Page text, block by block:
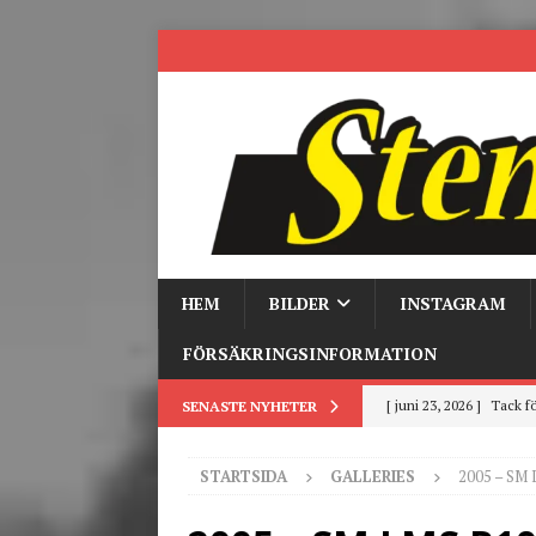
HEM BILDER INSTAGRAM
FÖRSÄKRINGSINFORMATION
SENASTE NYHETER [ juni 23, 2026 ] Tack
[ mars 19, 2026 ]
STARTSIDA GALLERIES 2005 – SM